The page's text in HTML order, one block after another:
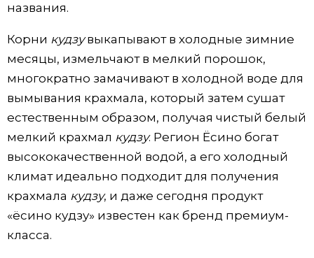
названия.
Корни кудзувыкапывают в холодные зимние
месяцы, измельчают в мелкий порошок,
многократно замачивают в холодной воде для
вымывания крахмала, который затем сушат
естественным образом, получая чистый белый
мелкий крахмал кудзу. Регион Ёсино богат
высококачественной водой, а его холодный
климат идеально подходит для получения
крахмала кудзу, и даже сегодня продукт
«ёсино кудзу» известен как бренд премиум-
класса.